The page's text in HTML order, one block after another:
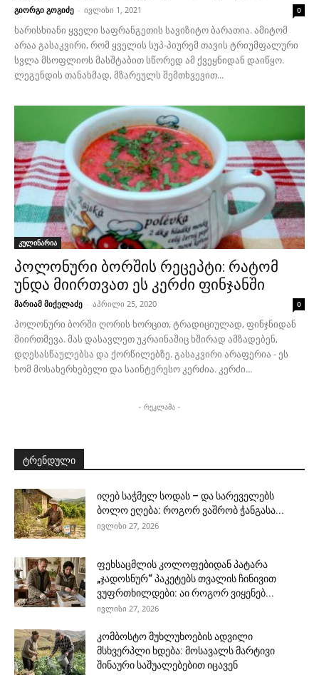
გიორგი გოგიძე - ივლისი 1, 2021 0
ხარისხიანი ყველი საფრანგეთის სავიზიტო ბარათია. ამიტომ
არაა გასაკვირი, რომ ყველის სუპ-პიურემ თავის ტრიუმფალური
სვლა მსოფლიოს მასშტაბით სწორედ ამ ქვეყნიდან დაიწყო.
ლეგენდის თანახმად, მზარეულს შემთხვევით...
კულინარია
პოლონური ბორშის რეცეპტი: რატომ
უნდა მიირთვათ ეს კერძი ფინჯანში
მარიამ მიქელაძე - აპრილი 25, 2020 0
პოლონური ბორში ღორის ხორცით, ტრადიციულად, ფინჯნიდან
მიირთმევა. მას დასავლეთ უკრაინაშიც ხშირად ამზადებენ,
დღესასწაულებსა და ქორწილებზე. გასაკვირი არაფერია - ეს
ხომ მოსახერხებელი და საინტერესო კერძია. კერძი...
- რეკლამა -
ტრენდული
იღებ საჭმელ სოდას – და სარეველებს
ბოლო ეღება: როგორ ვაშრობ ჭანგასა...
ივლისი 27, 2026
ფეხსაცმლის კოლოფებიდან პატარა
„ჯადოსნურ“ პაკეტებს თვალის ჩინივით
ვუფრთხილდები: აი როგორ ვიყენებ...
ივლისი 27, 2026
კომბოსტო მუხლუხოების ადვილი
მსხვერპლი ხდება: მოსავალს მარტივი
შინაური საშუალებებით იცავენ